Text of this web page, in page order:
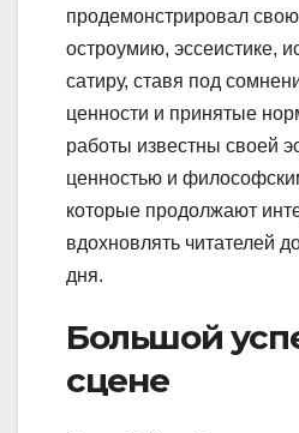
продемонстрировал свою
остроумию, эссеистике,
сатиру, ставя под
ценности и принятые
работы известны своей
ценностью и
которые продолжают
вдохновлять читателей
дня.
Большой
сцене